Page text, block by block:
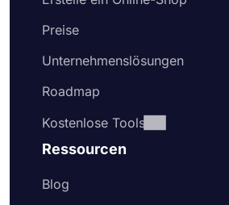
Preise
Unternehmenslösungen
Roadmap
Kostenlose Tools
Ressourcen
Blog